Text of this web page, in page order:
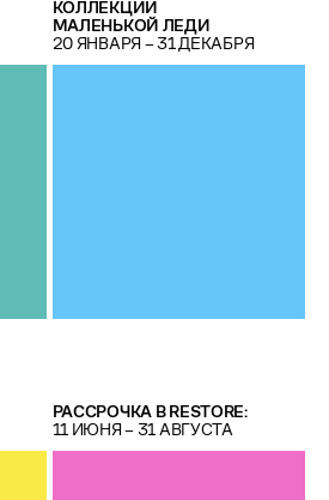
КОЛЛЕКЦИИ
МАЛЕНЬКОЙ ЛЕДИ
20 ЯНВАРЯ – 31 ДЕКАБРЯ
РАССРОЧКА В RESTORE:
11 ИЮНЯ – 31 АВГУСТА